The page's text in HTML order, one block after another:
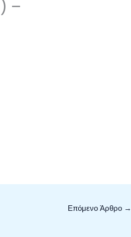
–
Επόμενο Άρθρο →